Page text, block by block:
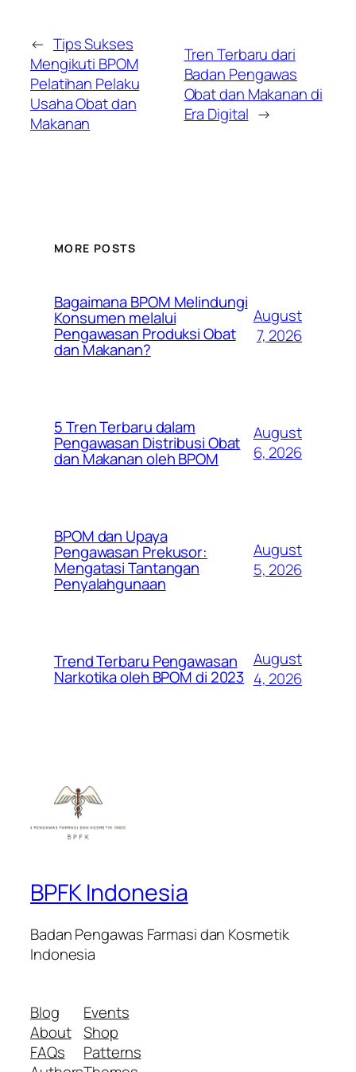
← Tips Sukses
Mengikuti BPOM
Pelatihan Pelaku
Usaha Obat dan
Makanan
Tren Terbaru dari
Badan Pengawas
Obat dan Makanan di
Era Digital →
MORE POSTS
Bagaimana BPOM Melindungi
Konsumen melalui
Pengawasan Produksi Obat
dan Makanan?
August
7, 2026
5 Tren Terbaru dalam
Pengawasan Distribusi Obat
dan Makanan oleh BPOM
August
6, 2026
BPOM dan Upaya
Pengawasan Prekusor:
Mengatasi Tantangan
Penyalahgunaan
August
5, 2026
Trend Terbaru Pengawasan
Narkotika oleh BPOM di 2023
August
4, 2026
BPFK Indonesia
Badan Pengawas Farmasi dan Kosmetik
Indonesia
Blog
About
FAQs
Events
Shop
Patterns